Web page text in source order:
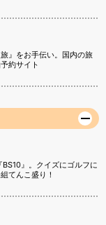
』をお手伝い。国内の旅
約サイト
』。クイズにゴルフに
てんこ盛り！